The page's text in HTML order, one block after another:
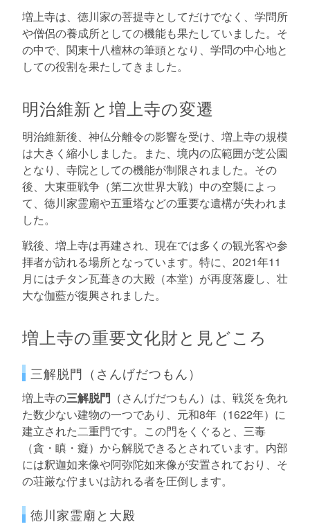
増上寺は、徳川家の菩提寺としてだけでなく、学問所
や僧侶の養成所としての機能も果たしていました。そ
の中で、関東十八檀林の筆頭となり、学問の中心地と
しての役割を果たしてきました。
明治維新と増上寺の変遷
明治維新後、神仏分離令の影響を受け、増上寺の規模
は大きく縮小しました。また、境内の広範囲が芝公園
となり、寺院としての機能が制限されました。その
後、大東亜戦争（第二次世界大戦）中の空襲によっ
て、徳川家霊廟や五重塔などの重要な遺構が失われま
した。
戦後、増上寺は再建され、現在では多くの観光客や参
拝者が訪れる場所となっています。特に、2021年11
月にはチタン瓦葺きの大殿（本堂）が再度落慶し、壮
大な伽藍が復興されました。
増上寺の重要文化財と見どころ
三解脱門（さんげだつもん）
増上寺の三解脱門 （さんげだつもん）は、戦災を免れ
た数少ない建物の一つであり、元和8年（1622年）に
建立された二重門です。この門をくぐると、三毒
（貪・瞋・癡）から解脱できるとされています。内部
には釈迦如来像や阿弥陀如来像が安置されており、そ
の荘厳な佇まいは訪れる者を圧倒します。
徳川家霊廟と大殿